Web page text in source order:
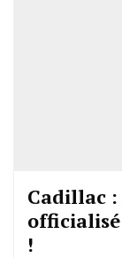
Cadillac
!